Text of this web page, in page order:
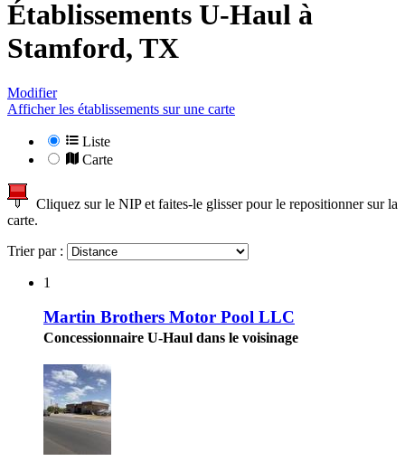
Établissements U-Haul à
Stamford, TX
Modifier
Afficher les établissements sur une carte
Liste
Carte
Cliquez sur le NIP et faites-le glisser pour le repositionner sur la
carte.
Trier par :
1
Martin Brothers Motor Pool LLC
Concessionnaire U-Haul dans le voisinage